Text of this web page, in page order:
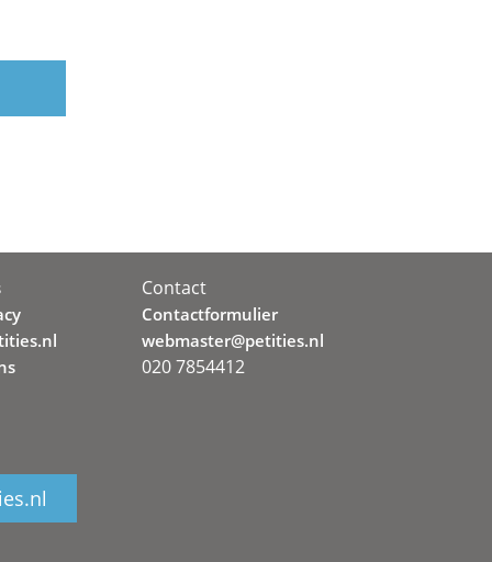
Contact
Contactformulier
webmaster@petities.nl
020 7854412